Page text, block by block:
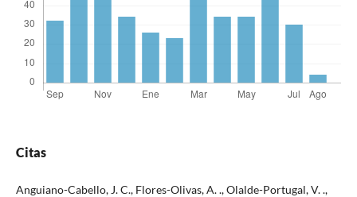
Citas
Anguiano-Cabello, J. C., Flores-Olivas, A. ., Olalde-Portugal, V. .,